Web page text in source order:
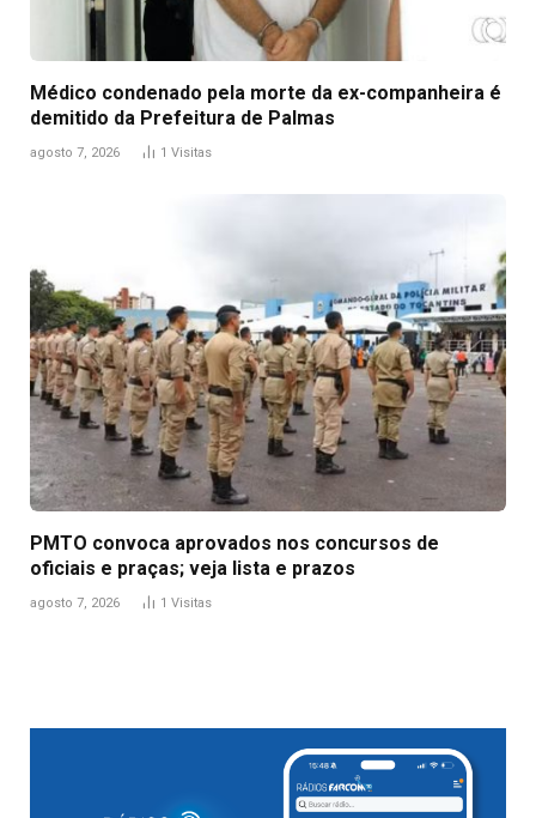
Médico condenado pela morte da ex-companheira é
demitido da Prefeitura de Palmas
agosto 7, 2026 1 Visitas
PMTO convoca aprovados nos concursos de
oficiais e praças; veja lista e prazos
agosto 7, 2026 1 Visitas